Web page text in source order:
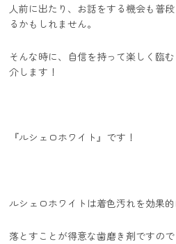
人前に出たり、お話をする機会も普
るかもしれません。
そんな時に、自信を持って楽しく臨
介します！
『ルシェロホワイト』です！
ルシェロホワイトは着色汚れを効果的
落とすことが得意な歯磨き剤ですので